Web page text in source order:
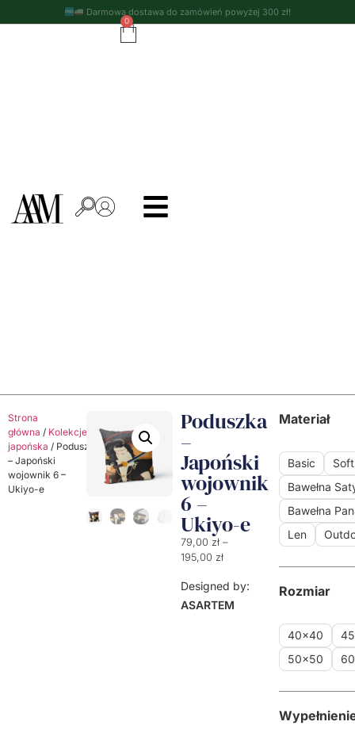
Darmowa dostawa do zamówień powyżej 300 zł!
0
Strona
główna / Kolekcje
Kolekcja
japońska / Poduszka
– Japoński
wojownik 6 –
Ukiyo-e
Poduszka
–
Japoński
wojownik
6 –
Ukiyo-e
79,00 zł –
195,00 zł
Designed by:
ASARTEM
Materiał
Basic
Soft
Bawełna
Bawełna
Len
Rozmiar
40x40
50x50